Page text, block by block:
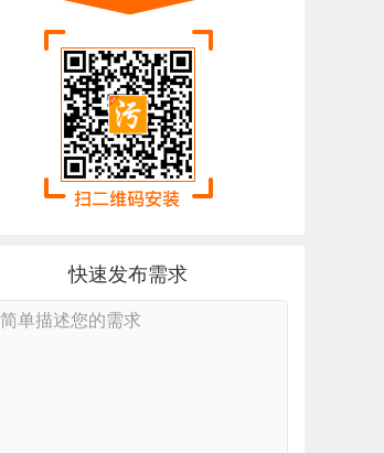
快速发布需求